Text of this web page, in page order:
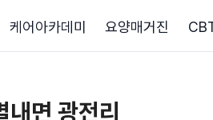
케어아카데미 요양매거진
내면 광전리